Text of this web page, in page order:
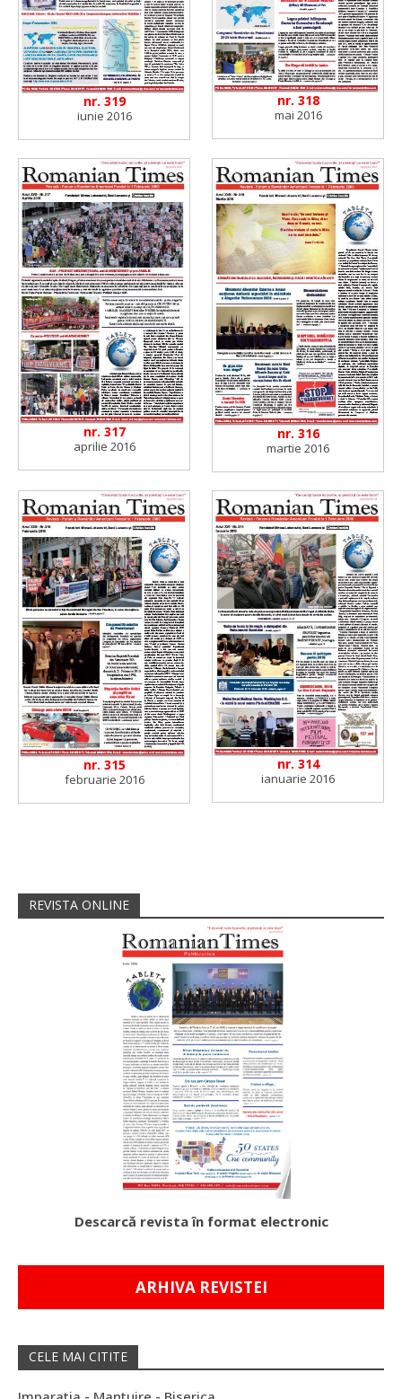
nr. 319
iunie 2016
nr. 318
mai 2016
nr. 317
aprilie 2016
nr. 316
martie 2016
nr. 315
februarie 2016
nr. 314
ianuarie 2016
REVISTA ONLINE
Descarcă revista în format electronic
ARHIVA REVISTEI
CELE MAI CITITE